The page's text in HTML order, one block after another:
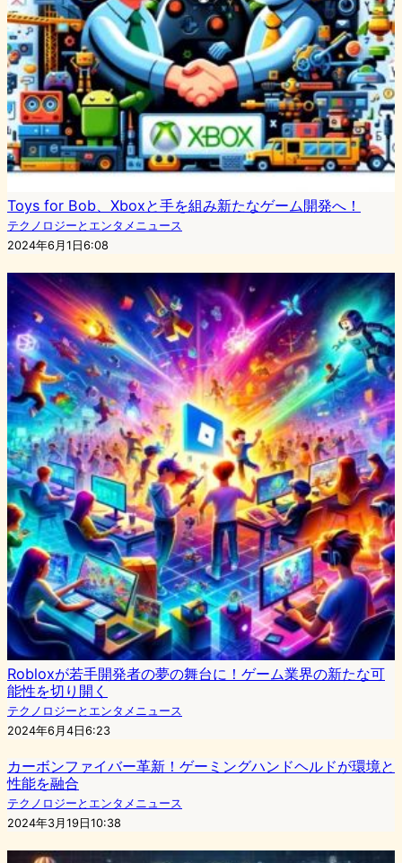
Toys for Bob、Xboxと手を組み新たなゲーム開発へ！
テクノロジーとエンタメニュース
2024年6月1日6:08
Robloxが若手開発者の夢の舞台に！ゲーム業界の新たな可
能性を切り開く
テクノロジーとエンタメニュース
2024年6月4日6:23
カーボンファイバー革新！ゲーミングハンドヘルドが環境と
性能を融合
テクノロジーとエンタメニュース
2024年3月19日10:38